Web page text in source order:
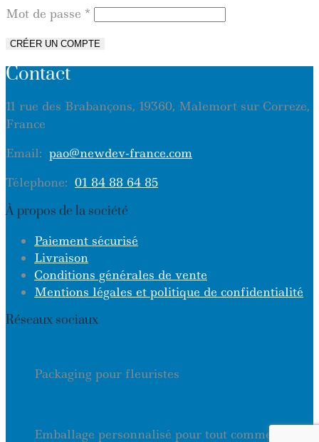
Mot de passe *
CRÉER UN COMPTE
Contact
11 rue des Brabançons, 19360, Malemort sur Correze,
France
Email: pao@newdev-france.com
Télephone: 01 84 88 64 85
À propos de la société
Paiement sécurisé
Livraison
Conditions générales de vente
Mentions légales et politique de confidentialité
Réseaux sociaux
Packaging pour fleuristes
Emballage personnalisé pour tout commerce